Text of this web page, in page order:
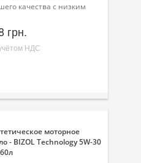
качества с низким
грн.
НДС
моторное
- BIZOL Technology 5W-30